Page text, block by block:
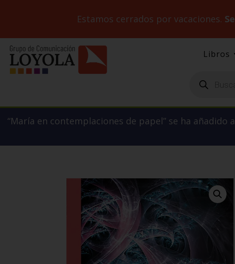
Estamos cerrados por vacaciones.
Libros
productos
“María en contemplaciones de papel” se ha añadido